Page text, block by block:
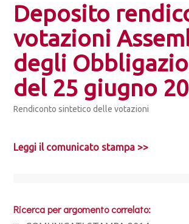
Deposito
votazioni
degli
del 25 giugno
Rendiconto sintetico delle votazioni
Leggi il comunicato stampa >>
Ricerca per argomento correlato: